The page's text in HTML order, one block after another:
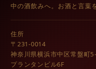
中の酒飲みへ。お酒と言葉
住所
〒231-0014
神奈川県横浜市中区常盤町
プランタンビル6F